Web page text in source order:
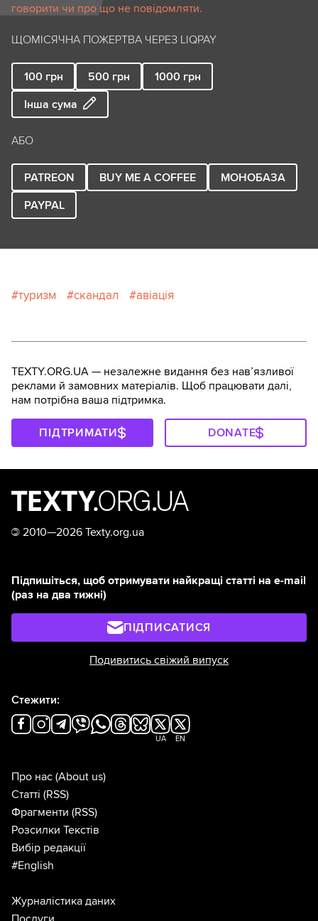
говорити чи про що не повідомляти.
ЩОМІСЯЧНА ПОЖЕРТВА ЧЕРЕЗ LIQPAY
100 грн 500 грн 1000 грн
Інша сума
АБО
PATREON BUY ME A COFFEE
МОНОБАЗА
PAYPAL
туризм скандал авіація
TEXTY.ORG.UA — незалежне видання без навʼязливої
реклами й замовних матеріалів. Щоб працювати далі,
нам потрібна ваша підтримка.
ПІДТРИМАТИ DONATE
© 2010—2026 Texty.org.ua
Підпишіться, щоб отримувати найкращі статті на e-mail
(раз на два тижні)
ПІДПИСАТИСЯ
Подивитись свіжий випуск
Стежити:
UA EN
Про нас (About us)
Статті (RSS)
Фрагменти (RSS)
Розсилки Текстів
Вибір редакції
#English
Журналістика даних